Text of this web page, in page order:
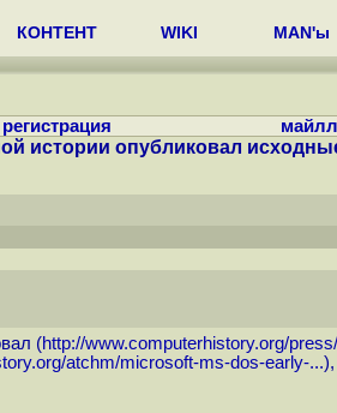
КОНТЕНТ WIKI MAN'ы
регистрация
истории опубликовал
(http://www.computerhistory.org/
atchm/microsoft-ms-dos-early-...